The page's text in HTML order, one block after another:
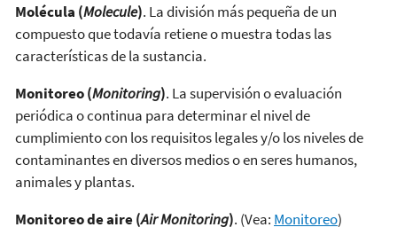
Molécula (Molecule). La división más pequeña de un
compuesto que todavía retiene o muestra todas las
características de la sustancia.
Monitoreo (Monitoring). La supervisión o evaluación
periódica o continua para determinar el nivel de
cumplimiento con los requisitos legales y/o los niveles de
contaminantes en diversos medios o en seres humanos,
animales y plantas.
Monitoreo de aire (Air Monitoring). (Vea: Monitoreo)